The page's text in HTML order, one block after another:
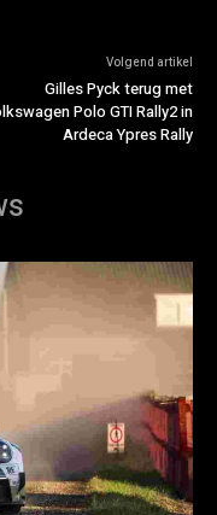
Volgend artikel
Gilles Pyck terug met
Polo GTI Rally2 in
Ardeca Ypres Rally